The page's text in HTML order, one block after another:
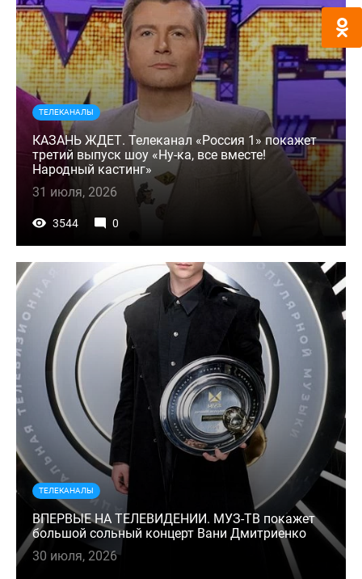
ТЕЛЕКАНАЛЫ
КАЗАНЬ ЖДЕТ. Телеканал «Россия 1» покажет
третий выпуск шоу «Ну-ка, все вместе!
Народный кастинг»
31 июля, 2026
3544 0
ТЕЛЕКАНАЛЫ
ВПЕРВЫЕ НА ТЕЛЕВИДЕНИИ. МУЗ-ТВ покажет
большой сольный концерт Вани Дмитриенко
30 июля, 2026